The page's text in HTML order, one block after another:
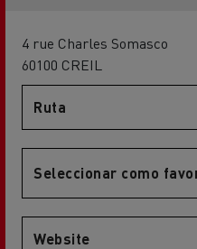
4 rue Charles Somasco
60100 CREIL
Ruta
Seleccionar como
Website